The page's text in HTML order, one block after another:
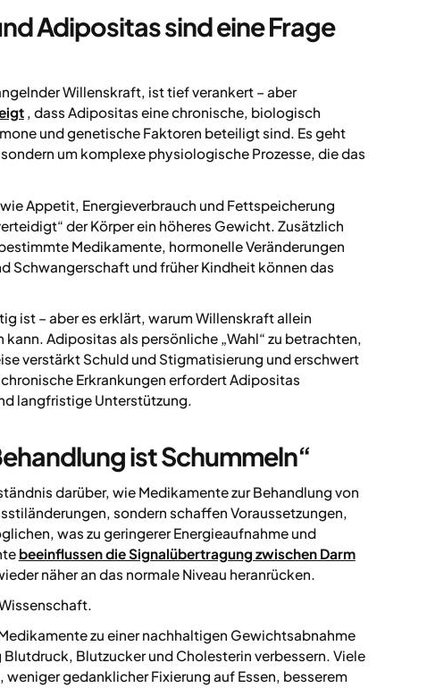
Adipositas sind eine Frage
Willenskraft, ist tief verankert – aber
, dass Adipositas eine chronische, biologisch
und genetische Faktoren beteiligt sind. Es geht
um komplexe physiologische Prozesse, die das
Appetit, Energieverbrauch und Fettspeicherung
der Körper ein höheres Gewicht. Zusätzlich
Medikamente, hormonelle Veränderungen
Schwangerschaft und früher Kindheit können das
ist – aber es erklärt, warum Willenskraft allein
Adipositas als persönliche „Wahl“ zu betrachten,
verstärkt Schuld und Stigmatisierung und erschwert
Erkrankungen erfordert Adipositas
langfristige Unterstützung.
ist Schummeln“
darüber, wie Medikamente zur Behandlung von
sondern schaffen Voraussetzungen,
was zu geringerer Energieaufnahme und
beeinflussen die Signalübertragung zwischen Darm
näher an das normale Niveau heranrücken.
zu einer nachhaltigen Gewichtsabnahme
Blutzucker und Cholesterin verbessern. Viele
gedanklicher Fixierung auf Essen, besserem